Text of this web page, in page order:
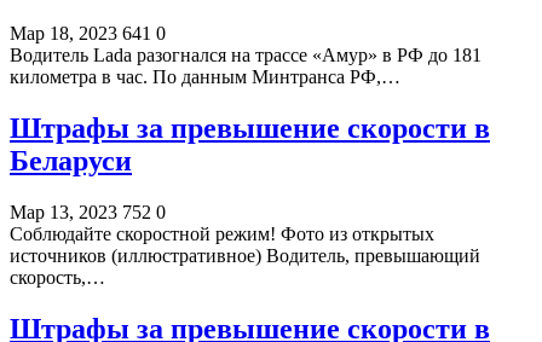
Мар 18, 2023 641 0
Водитель Lada разогнался на трассе «Амур» в РФ до 181
километра в час. По данным Минтранса РФ,…
Штрафы за превышение скорости в
Беларуси
Мар 13, 2023 752 0
Соблюдайте скоростной режим! Фото из открытых
источников (иллюстративное) Водитель, превышающий
скорость,…
Штрафы за превышение скорости в